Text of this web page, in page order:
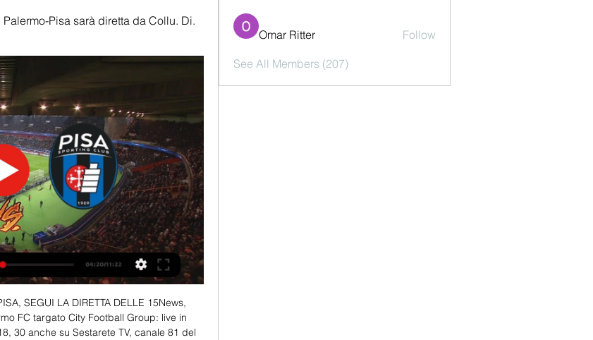
Pisa sarà diretta da Collu. Di.
SEGUI LA DIRETTA DELLE 15News,
FC targato City Football Group: live in
30 anche su Sestarete TV, canale 81 del
Omar Ritter Follow
See All Members (207)